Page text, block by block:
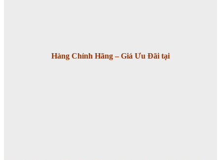
Hàng Chính Hãng – Giá Ưu Đãi tại